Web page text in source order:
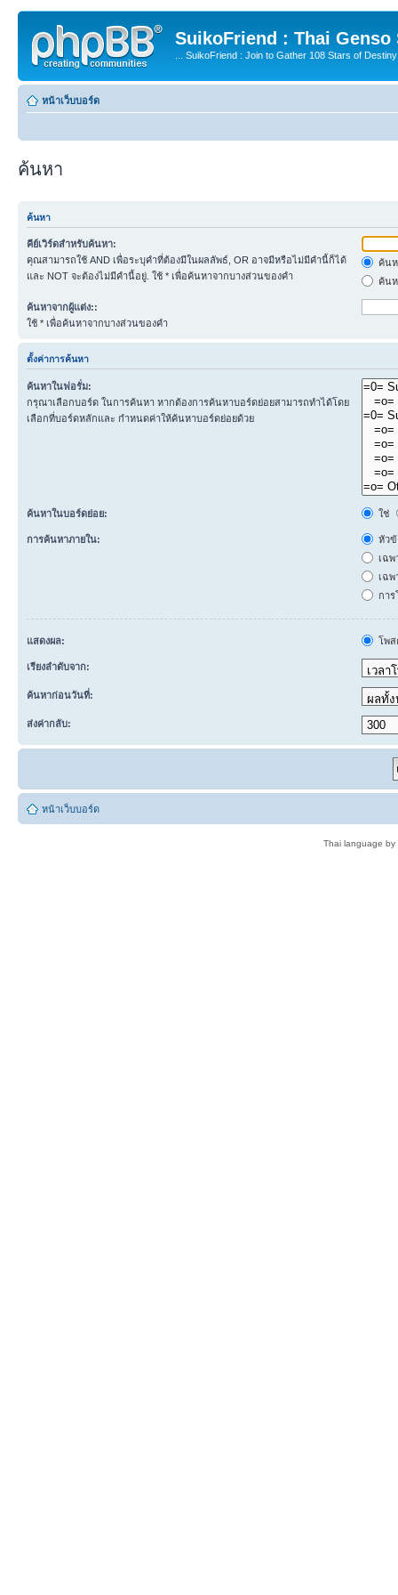
SuikoFriend : Thai Genso
... SuikoFriend : Join to Gather 108 Stars of
หน้าเว็บบอร์ด
ค้นหา
ค้นหา
คีย์เวิร์ดสำหรับค้นหา:
คุณสามารถใช้ AND เพื่อระบุคำที่ต้องมีในผลลัพธ์, OR อาจมีหรือไม่มีคำนี้ก็ได้
และ NOT จะต้องไม่มีคำนี้อยู่. ใช้ * เพื่อค้นหาจากบางส่วนของคำ
ค้น
ค้น
ค้นหาจากผู้แต่ง::
ใช้ * เพื่อค้นหาจากบางส่วนของคำ
ตั้งค่าการค้นหา
ค้นหาในฟอรั่ม:
กรุณาเลือกบอร์ด ในการค้นหา หากต้องการค้นหาบอร์ดย่อยสามารถทำได้โดย
เลือกที่บอร์ดหลักและ กำหนดค่าให้ค้นหาบอร์ดย่อยด้วย
ค้นหาในบอร์ดย่อย: ใช่
การค้นหาภายใน:
หัว
เฉ
เฉ
กา
แสดงผล: โพส
เรียงลำดับจาก:
ค้นหาก่อนวันที่:
ส่งค่ากลับ:
หน้าเว็บบอร์ด
Thai language by